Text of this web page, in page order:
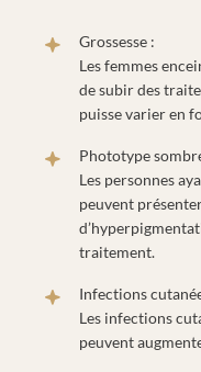
Grossesse :
Les femmes
de subir des
puisse varier en
Phototype
Les personnes
peuvent
traitement.
Infections
Les infections
peuvent